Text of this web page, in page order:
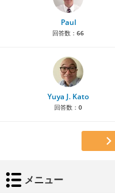
Paul
回答数： 66
Yuya J. Kato
回答数： 0
メニュー